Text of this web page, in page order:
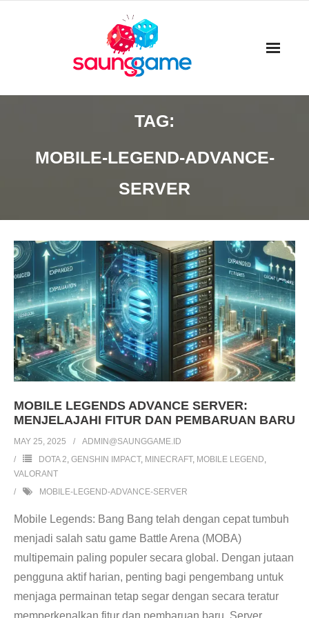
TAG:
MOBILE-LEGEND-ADVANCE-
SERVER
MOBILE LEGENDS ADVANCE SERVER:
MENJELAJAHI FITUR DAN PEMBARUAN BARU
MAY 25, 2025
ADMIN@SAUNGGAME.ID
DOTA 2, GENSHIN IMPACT, MINECRAFT, MOBILE LEGEND,
VALORANT
MOBILE-LEGEND-ADVANCE-SERVER
Mobile Legends: Bang Bang telah dengan cepat tumbuh
menjadi salah satu game Battle Arena (MOBA)
multipemain paling populer secara global. Dengan jutaan
pengguna aktif harian, penting bagi pengembang untuk
menjaga permainan tetap segar dengan secara teratur
memperkenalkan fitur dan pembaruan baru. Server